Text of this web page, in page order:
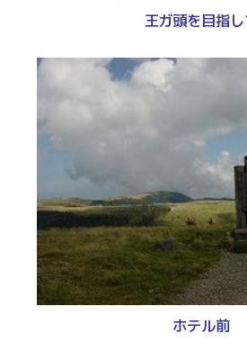
王ガ頭を目指
ホテル前